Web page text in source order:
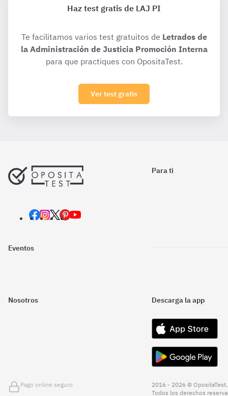
Haz test gratis de LAJ PI
Te facilitamos varios test gratuitos de Letrados de
la Administración de Justicia Promoción Interna
para que practiques con OpositaTest.
Ver test gratis
Para ti
Eventos
Nosotros Descarga la app
Pago online seguro
2016 - 2026 © OpositaTest.
Todos los derechos